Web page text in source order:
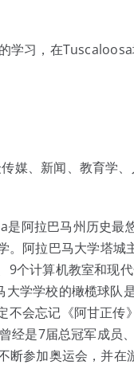
学习，在Tuscaloosa
媒、新闻、教育学
阿拉巴马州历史最
阿拉巴马大学塔城
个计算机教室和现代
学学校的橄榄球
会忘记《阿甘正
经是7届总冠军成员
断参加奥运会，并在